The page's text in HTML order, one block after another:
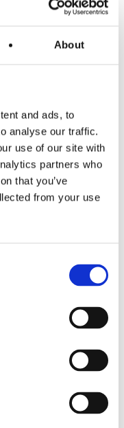
About
and ads, to
analyse our traffic.
use of our site with
partners who
that you’ve
from your use
By Me Blog